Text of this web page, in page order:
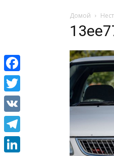
Домой
Facebook
Twitter
VK
Telegram